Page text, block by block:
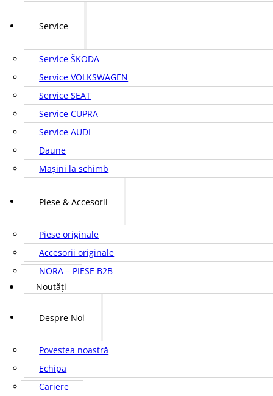
Service
Service ŠKODA
Service VOLKSWAGEN
Service SEAT
Service CUPRA
Service AUDI
Daune
Mașini la schimb
Piese & Accesorii
Piese originale
Accesorii originale
NORA – PIESE B2B
Noutăți
Despre Noi
Povestea noastră
Echipa
Cariere